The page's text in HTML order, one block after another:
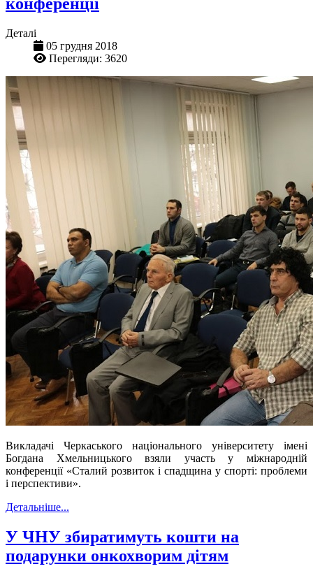
Деталі
05 грудня 2018
Перегляди: 3620
Викладачі Черкаського національного університету імені
Богдана Хмельницького взяли участь у міжнародній
конференції «Сталий розвиток і спадщина у спорті: проблеми
і перспективи».
Детальніше...
У ЧНУ збиратимуть кошти на
подарунки онкохворим дітям